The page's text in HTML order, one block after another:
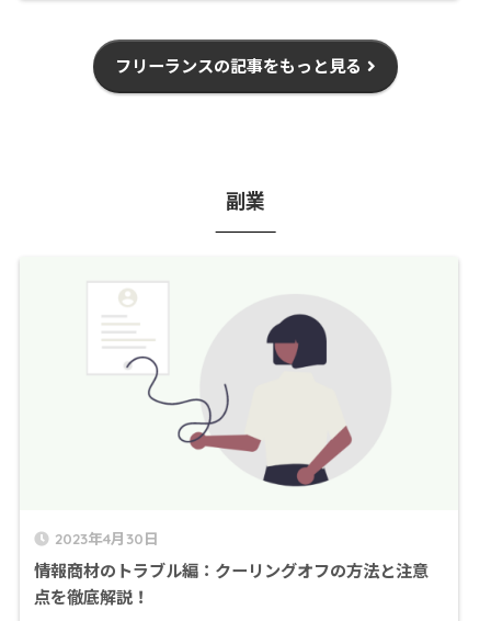
フリーランスの記事をもっと見る
副業
2023年4月30日
情報商材のトラブル編：クーリングオフの方法と注意
点を徹底解説！